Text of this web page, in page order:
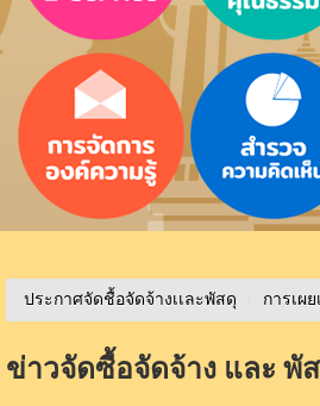
ประกาศจัดชื้อจัดจ้างเเละพัสดุ / การเผ
ข่าวจัดซื้อจัดจ้าง และ พั